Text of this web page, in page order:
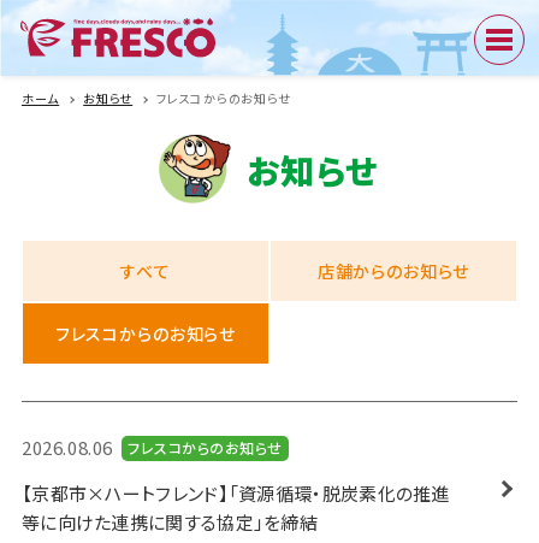
ホーム お知らせ フレスコからのお知らせ
お知らせ
すべて 店舗からのお知らせ
フレスコからのお知らせ
2026.08.06 フレスコからのお知らせ
【京都市×ハートフレンド】「資源循環・脱炭素化の推進
等に向けた連携に関する協定」を締結